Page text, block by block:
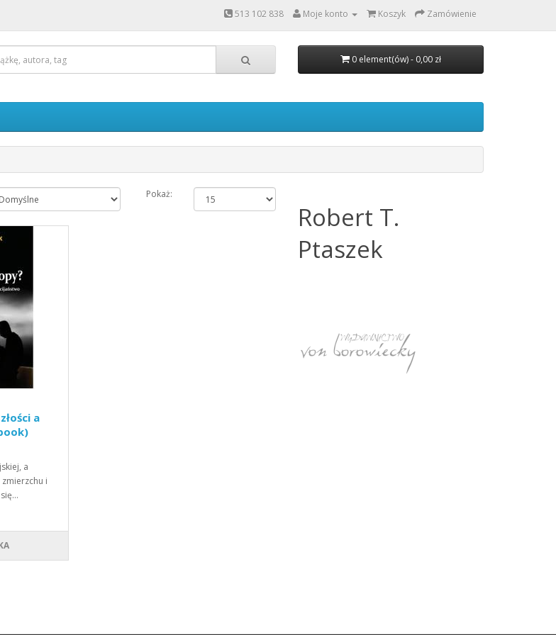
513 102 838 Moje konto Koszyk Zamówienie
0 element(ów) - 0,00 zł
Pokaż:
a
a
i
Robert T.
Ptaszek